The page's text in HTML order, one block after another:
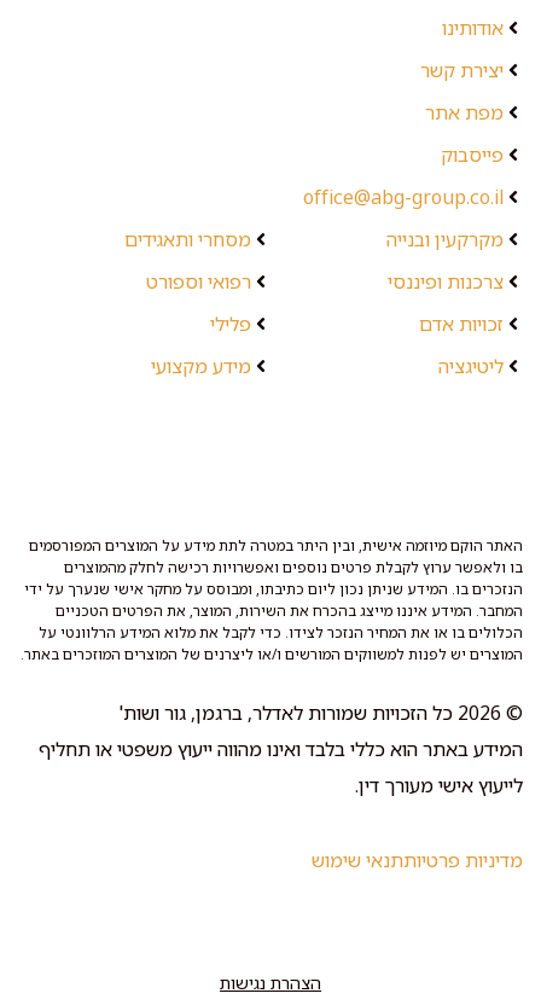
אודותינו
יצירת קשר
מפת אתר
פייסבוק
office@abg-group.co.il
מקרקעין ובנייה
צרכנות ופיננסי
זכויות אדם
ליטיגציה
מסחרי ותאגידים
רפואי וספורט
פלילי
מידע מקצועי
האתר הוקם מיוזמה אישית, ובין היתר במטרה לתת מידע על המוצרים המפורסמים
בו ולאפשר ערוץ לקבלת פרטים נוספים ואפשרויות רכישה לחלק מהמוצרים
הנזכרים בו. המידע שניתן נכון ליום כתיבתו, ומבוסס על מחקר אישי שנערך על ידי
המחבר. המידע איננו מייצג בהכרח את השירות, המוצר, את הפרטים הטכניים
הכלולים בו או את המחיר הנזכר לצידו. כדי לקבל את מלוא המידע הרלוונטי על
המוצרים יש לפנות למשווקים המורשים ו/או ליצרנים של המוצרים המוזכרים באתר.
© 2026 כל הזכויות שמורות לאדלר, ברגמן, גור ושות'
המידע באתר הוא כללי בלבד ואינו מהווה ייעוץ משפטי או תחליף
לייעוץ אישי מעורך דין.
מדיניות פרטיותתנאי שימוש
הצהרת נגישות